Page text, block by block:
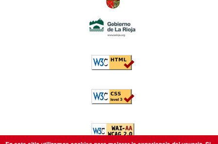
W3C: HTML5
W3C: CSS
W3C: AA WCAG